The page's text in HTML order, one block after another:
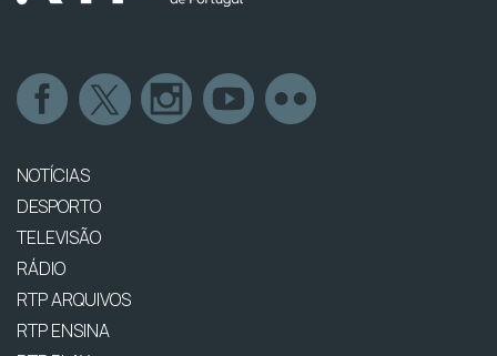
NOTÍCIAS
DESPORTO
TELEVISÃO
RÁDIO
RTP ARQUIVOS
RTP ENSINA